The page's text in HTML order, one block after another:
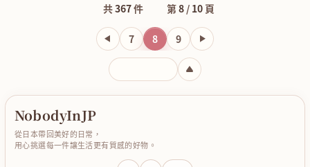
共367件 第8 / 10 頁
7 8 9
輸入頁碼
NobodyInJP
從日本帶回美好的日常，
用心挑選每一件讓生活更有質感的好物。